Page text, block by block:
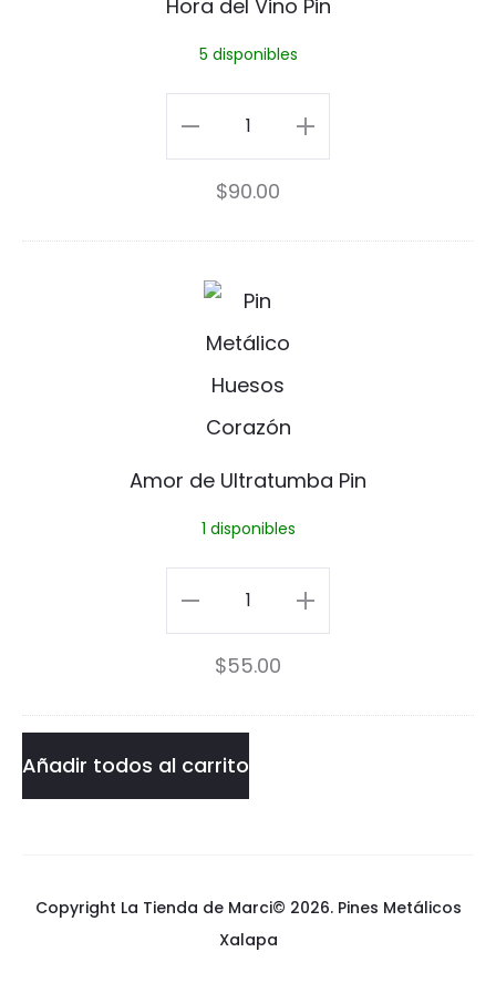
Hora del Vino Pin
5 disponibles
Hora
del
Pin
cantidad
$90.00
A
m
o
r
U
t
r
a
u
a
Amor de Ultratumba Pin
1 disponibles
Amor
de
Ultratumba
Pin
cantidad
$55.00
Añadir todos al carrito
Copyright La Tienda de Marci© 2026.Pines Metálicos
Xalapa